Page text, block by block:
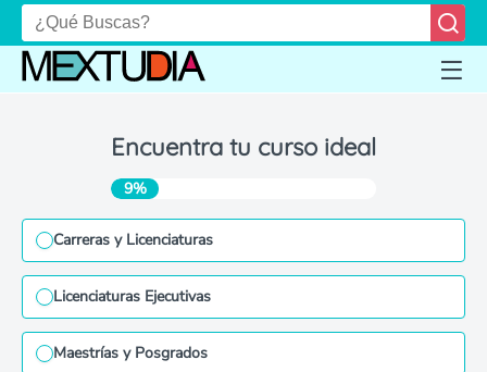
Encuentra tu curso ideal
9%
Carreras y Licenciaturas
Licenciaturas Ejecutivas
Maestrías y Posgrados